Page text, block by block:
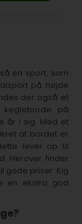
en sport, som
på højde
der også et
på
år i sig. Med et
at bordet er
lever op til
Herover finder
gode priser. Kig
en ekstra god